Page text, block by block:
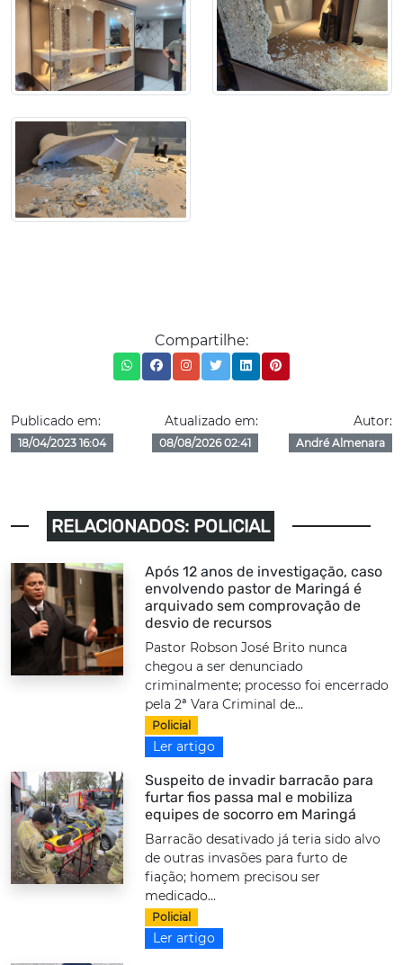
Compartilhe:
Publicado em:
18/04/2023 16:04
Atualizado em:
08/08/2026 02:41
Autor:
André Almenara
RELACIONADOS: POLICIAL
Após 12 anos de investigação, caso
envolvendo pastor de Maringá é
arquivado sem comprovação de
desvio de recursos
Pastor Robson José Brito nunca
chegou a ser denunciado
criminalmente; processo foi encerrado
pela 2ª Vara Criminal de...
Policial
Ler artigo
Suspeito de invadir barracão para
furtar fios passa mal e mobiliza
equipes de socorro em Maringá
Barracão desativado já teria sido alvo
de outras invasões para furto de
fiação; homem precisou ser
medicado...
Policial
Ler artigo